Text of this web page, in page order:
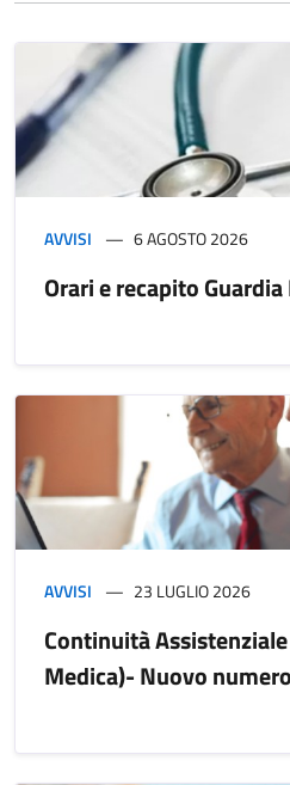
AVVISI 6 AGOSTO 2026
Orari e recapito
AVVISI 23 LUGLIO 2026
Continuità
Medica)- Nuovo